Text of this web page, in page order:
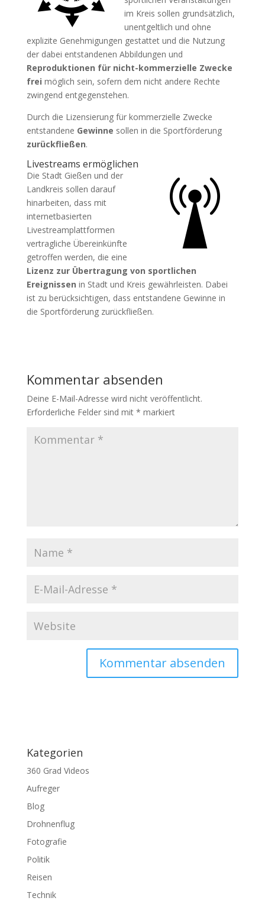
im Kreis sollen grundsätzlich,
unentgeltlich und ohne
explizite Genehmigungen gestattet und die Nutzung
der dabei entstandenen Abbildungen und
Reproduktionen für nicht-kommerzielle Zwecke
frei möglich sein, sofern dem nicht andere Rechte
zwingend entgegenstehen.
Durch die Lizensierung für kommerzielle Zwecke
entstandene Gewinne sollen in die Sportförderung
zurückfließen.
Livestreams ermöglichen
Die Stadt Gießen und der
Landkreis sollen darauf
hinarbeiten, dass mit
internetbasierten
Livestreamplattformen
vertragliche Übereinkünfte
getroffen werden, die eine
Lizenz zur Übertragung von sportlichen
Ereignissen in Stadt und Kreis gewährleisten. Dabei
ist zu berücksichtigen, dass entstandene Gewinne in
die Sportförderung zurückfließen.
Kommentar absenden
Deine E-Mail-Adresse wird nicht veröffentlicht.
Erforderliche Felder sind mit * markiert
Kategorien
360 Grad Videos
Aufreger
Blog
Drohnenflug
Fotografie
Politik
Reisen
Technik